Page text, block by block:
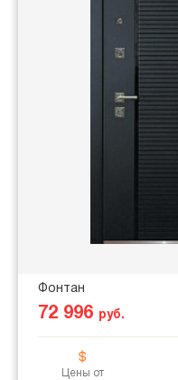
Фонтан
72 996 руб.
Цены от